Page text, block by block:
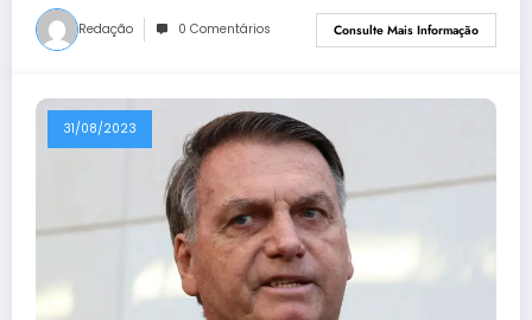
Redação 0 Comentários Consulte Mais Informação
31/08/2023